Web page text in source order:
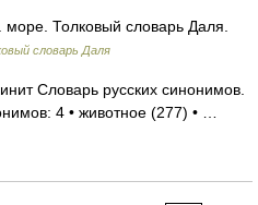
Толковый словарь Даля.
словарь Даля
Словарь русских синонимов.
4 • животное (277) • …